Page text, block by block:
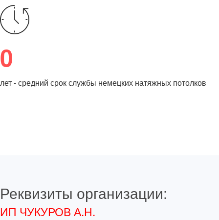
0
лет - средний срок службы немецких натяжных потолков
Реквизиты организации:
ИП ЧУКУРОВ А.Н.